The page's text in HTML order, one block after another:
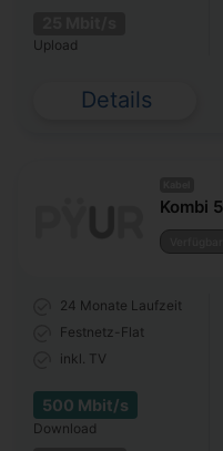
Upload
Details
Kombi
24 Monate Laufzeit
Festnetz-Flat
inkl. TV
500 Mbit/s
Download